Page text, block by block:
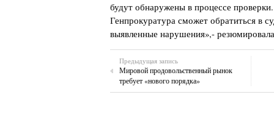
будут обнаружены в процессе
Генпрокуратура сможет обратиться в
выявленные нарушения»,-
Предыдущая запись
Мировой продовольственный рынок
требует «нового порядка»